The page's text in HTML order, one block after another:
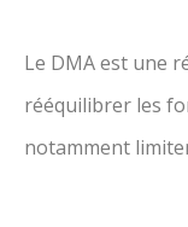
Le DMA est une
rééquilibrer les
notamment